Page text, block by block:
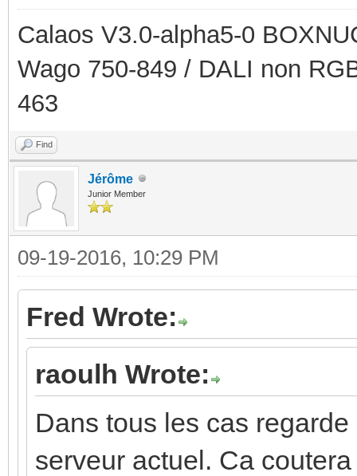
Calaos V3.0-alpha5-0
Wago 750-849 / DALI non
463
Find
Jérôme
Junior Member
09-19-2016, 10:29 PM
Fred Wrote:
raoulh Wrote:
Dans tous les cas
serveur actuel. Ca